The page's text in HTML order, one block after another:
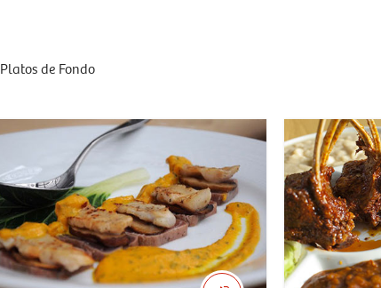
Platos de Fondo